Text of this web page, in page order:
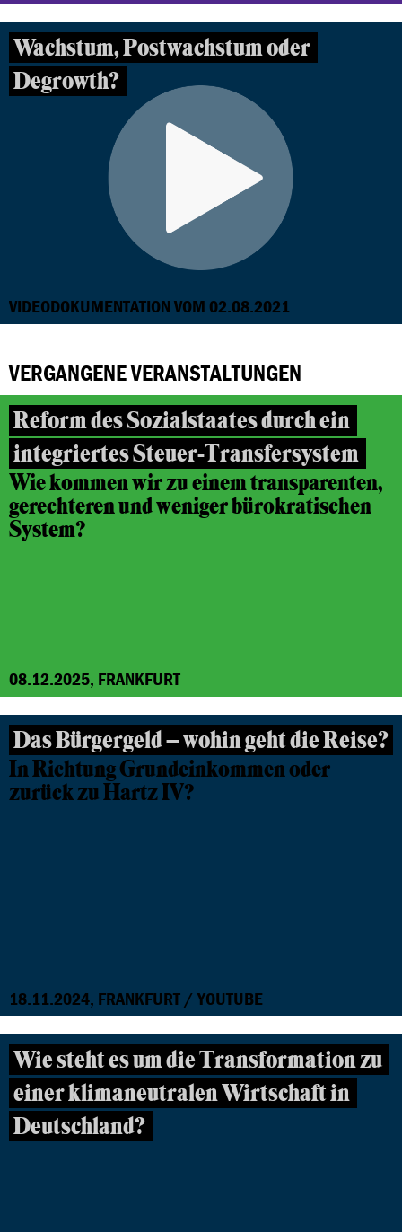
Wachstum, Postwachstum oder
Degrowth?
VIDEODOKUMENTATION VOM 02.08.2021
VERGANGENE VERANSTALTUNGEN
Reform des Sozialstaates durch ein
integriertes Steuer-Transfersystem
Wie kommen wir zu einem transparenten,
gerechteren und weniger bürokratischen
System?
08.12.2025, FRANKFURT
Das Bürgergeld – wohin geht die Reise?
In Richtung Grundeinkommen oder
zurück zu Hartz IV?
18.11.2024, FRANKFURT / YOUTUBE
Wie steht es um die Transformation zu
einer klimaneutralen Wirtschaft in
Deutschland?